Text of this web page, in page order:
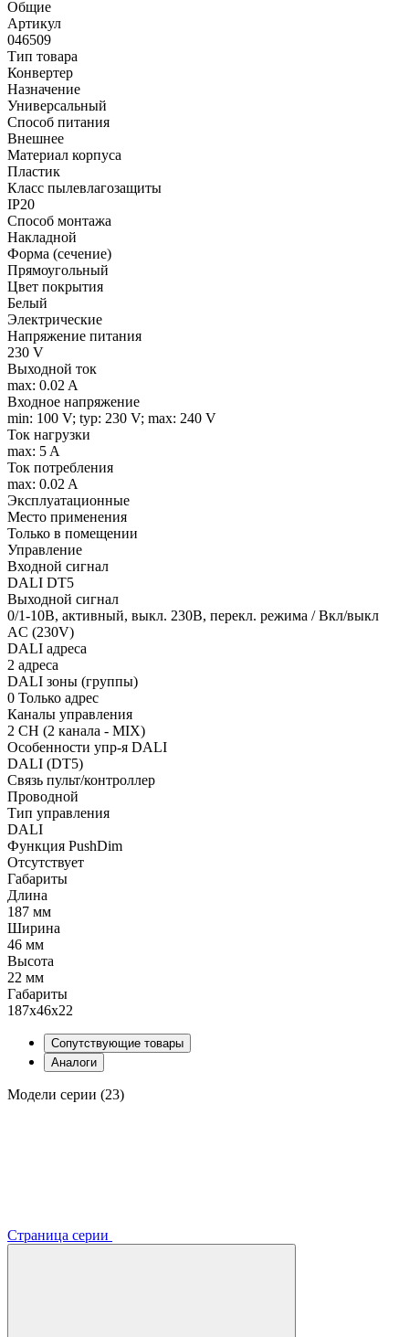
Общие
Артикул
046509
Тип товара
Конвертер
Назначение
Универсальный
Способ питания
Внешнее
Материал корпуса
Пластик
Класс пылевлагозащиты
IP20
Способ монтажа
Накладной
Форма (сечение)
Прямоугольный
Цвет покрытия
Белый
Электрические
Напряжение питания
230 V
Выходной ток
max: 0.02 A
Входное напряжение
min: 100 V; typ: 230 V; max: 240 V
Ток нагрузки
max: 5 A
Ток потребления
max: 0.02 A
Эксплуатационные
Место применения
Только в помещении
Управление
Входной сигнал
DALI DT5
Выходной сигнал
0/1-10В, активный, выкл. 230В, перекл. режима / Вкл/выкл
AC (230V)
DALI адреса
2 адреса
DALI зоны (группы)
0 Только адрес
Каналы управления
2 CH (2 канала - MIX)
Особенности упр-я DALI
DALI (DT5)
Связь пульт/контроллер
Проводной
Тип управления
DALI
Функция PushDim
Отсутствует
Габариты
Длина
187 мм
Ширина
46 мм
Высота
22 мм
Габариты
187x46x22
Сопутствующие товары
Аналоги
Модели серии (23)
Страница серии